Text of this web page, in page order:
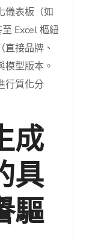
儀表板（如
Excel 樞紐
接品牌、
型版本。
行質化分
成
具
驅